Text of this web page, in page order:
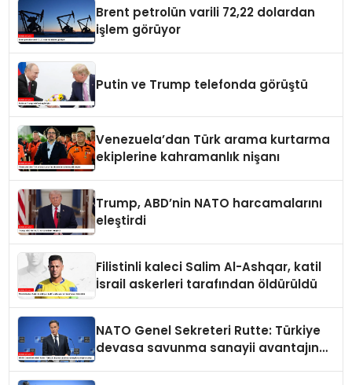
Brent petrolün varili 72,22 dolardan
işlem görüyor
Putin ve Trump telefonda görüştü
Venezuela’dan Türk arama kurtarma
ekiplerine kahramanlık nişanı
Trump, ABD’nin NATO harcamalarını
eleştirdi
Filistinli kaleci Salim Al-Ashqar, katil
İsrail askerleri tarafından öldürüldü
NATO Genel Sekreteri Rutte: Türkiye
devasa savunma sanayii avantajına